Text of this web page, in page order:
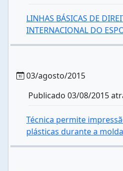
LINHAS BÁSICAS DE
INTERNACIONAL DO
03/agosto/2015
Publicado 03/08/2015
Técnica permite
plásticas durante a